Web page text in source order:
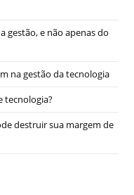
gestão, e não apenas do
na gestão da tecnologia
tecnologia?
destruir sua margem de